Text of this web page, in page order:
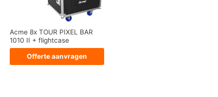
Acme 8x TOUR PIXEL BAR
1010 II + flightcase
Offerte aanvragen